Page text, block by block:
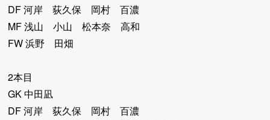
DF 河岸 荻久保 岡村 百濃
MF 浅山 小山 松本奈 高和
FW 浜野 田畑
2本目
GK 中田凪
DF 河岸 荻久保 岡村 百濃